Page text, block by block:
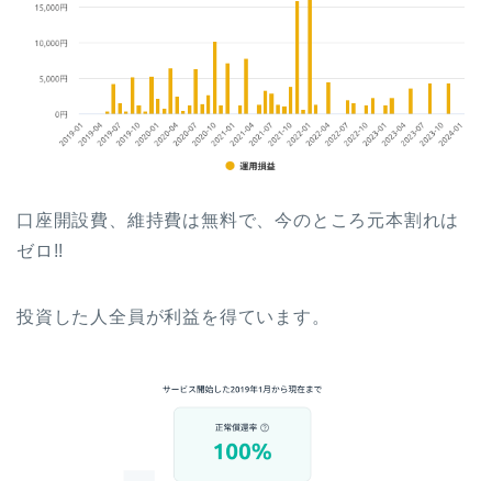
口座開設費、維持費は無料で、今のところ元本割れは
ゼロ!!
投資した人全員が利益を得ています。